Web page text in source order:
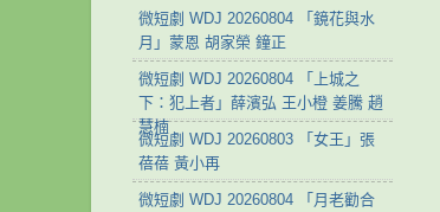
微短劇 WDJ 20260804 「鏡花與水
月」蒙恩 胡家榮 鐘正
微短劇 WDJ 20260804 「上城之
下：犯上者」薛濱弘 王小橙 姜騰 趙
慧楠
微短劇 WDJ 20260803 「女王」張
蓓蓓 黃小再
微短劇 WDJ 20260804 「月老勸合